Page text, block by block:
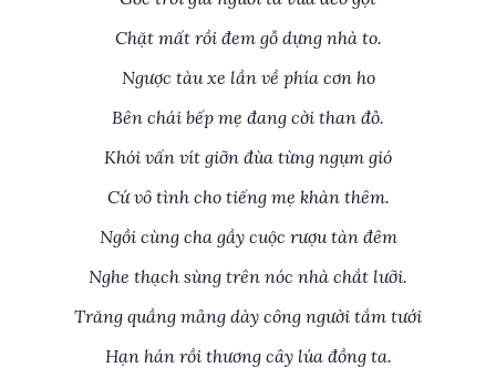
Chặt mất rồi đem gỗ dựng nhà to.
Ngược tàu xe lần về phía cơn ho
Bên chái bếp mẹ đang cời than đỏ.
Khói vấn vít giỡn đùa từng ngụm gió
Cứ vô tình cho tiếng mẹ khàn thêm.
Ngồi cùng cha gầy cuộc rượu tàn đêm
Nghe thạch sùng trên nóc nhà chắt lưỡi.
Trăng quầng mảng dày công người tắm tưới
Hạn hán rồi thương cây lúa đồng ta.